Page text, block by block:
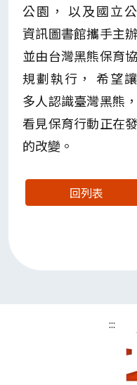
公園， 以及國立
資訊圖書館攜手主
並由台灣黑熊保育
規劃執行， 希望
多人認識臺灣黑熊
看見保育行動正在
的改變。
回列表
:::